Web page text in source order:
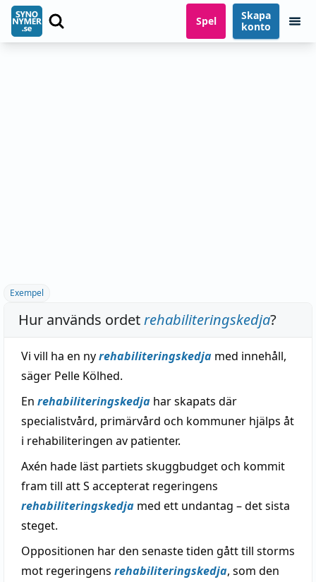
Spel
Skapa
konto
Exempel
Hur används ordetrehabiliteringskedja?
Vi vill ha en nyrehabiliteringskedja med innehåll,
säger Pelle Kölhed.
En rehabiliteringskedja har skapats där
specialistvård, primärvård och kommuner hjälps åt
i rehabiliteringen av patienter.
Axén hade läst partiets skuggbudget och kommit
fram till att S accepterat regeringens
rehabiliteringskedja med ett undantag – det sista
steget.
Oppositionen har den senaste tiden gått till storms
mot regeringens rehabiliteringskedja, som den